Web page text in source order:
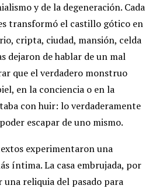
y de la degeneración. Cada
transformó el castillo gótico en
cripta, ciudad, mansión, celda
dejaron de hablar de un mal
que el verdadero monstruo
en la conciencia o en la
con huir: lo verdaderamente
escapar de uno mismo.
experimentaron una
íntima. La casa embrujada, por
una reliquia del pasado para